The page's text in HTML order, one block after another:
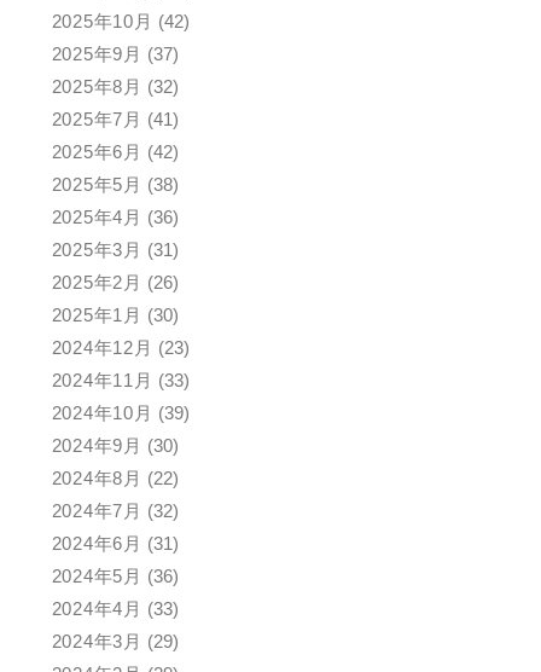
2025年10月 (42)
2025年9月 (37)
2025年8月 (32)
2025年7月 (41)
2025年6月 (42)
2025年5月 (38)
2025年4月 (36)
2025年3月 (31)
2025年2月 (26)
2025年1月 (30)
2024年12月 (23)
2024年11月 (33)
2024年10月 (39)
2024年9月 (30)
2024年8月 (22)
2024年7月 (32)
2024年6月 (31)
2024年5月 (36)
2024年4月 (33)
2024年3月 (29)